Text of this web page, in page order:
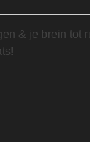
& je brein tot